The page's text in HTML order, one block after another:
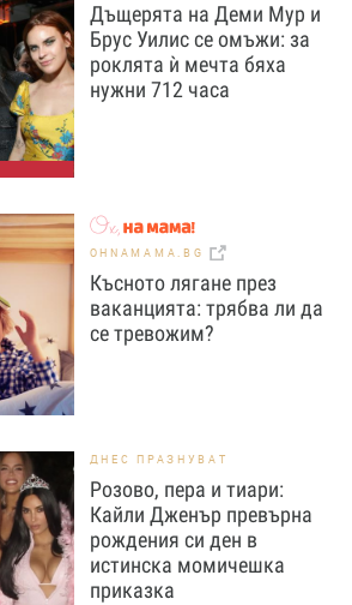
Дъщерята на Деми Мур и
Брус Уилис се омъжи: за
роклята ѝ мечта бяха
нужни 712 часа
OHNAMAMA.BG
Късното лягане през
ваканцията: трябва ли да
се тревожим?
ДНЕС ПРАЗНУВАТ
Розово, пера и тиари:
Кайли Дженър превърна
рождения си ден в
истинска момичешка
приказка